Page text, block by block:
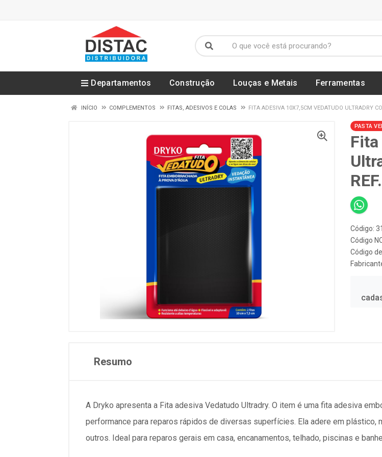
Departamentos Construção Louças e Metais Ferramentas
INÍCIO COMPLEMENTOS FITAS, ADESIVOS E COLAS FITA ADESIVA 10X7,5CM VEDATUDO ULTRADRY
PASTA
Código:
Código
Código
Resumo
A Dryko apresenta a Fita adesiva Vedatudo Ultradry. O item é uma fita adesiva
performance para reparos rápidos de diversas superfícies. Ela adere em plástico,
outros. Ideal para reparos gerais em casa, encanamentos, telhado, piscinas e